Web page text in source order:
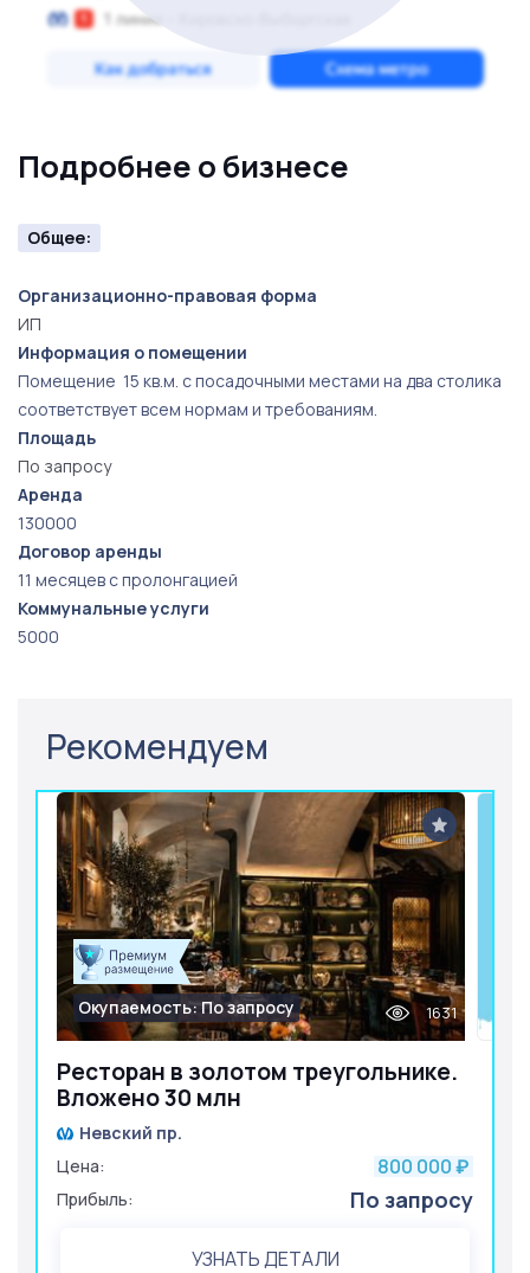
Подробнее о бизнесе
Общее:
Организационно-правовая форма
ИП
Информация о помещении
Помещение 15 кв.м. с посадочными местами на два столика
соответствует всем нормам и требованиям.
Площадь
По запросу
Аренда
130000
Договор аренды
11 месяцев с пролонгацией
Коммунальные услуги
5000
Рекомендуем
Ресторан в золотом треугольнике.
Вложено 30 млн
Окупаемость: По запросу 1631
Невский пр.
Цена:
800 000 ₽
Прибыль: По запросу
УЗНАТЬ ДЕТАЛИ